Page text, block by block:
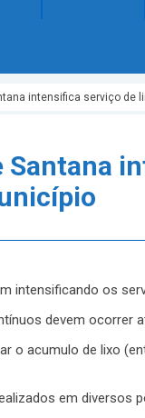
intensifica serviço de
Santana
intensificando os
devem ocorrer
o acumulo de lixo
em diversos